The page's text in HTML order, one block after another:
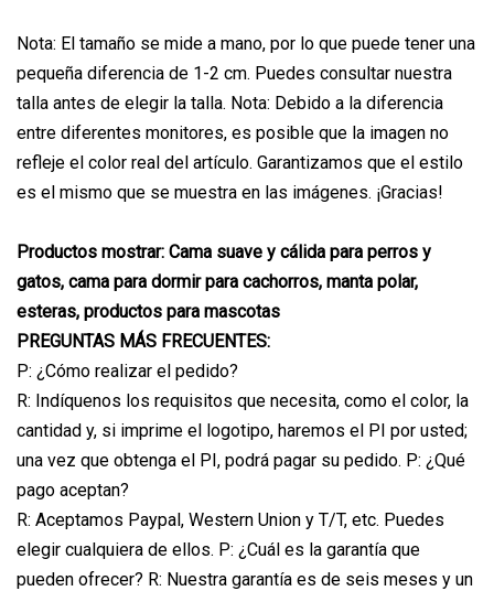
Nota: El tamaño se mide a mano, por lo que puede tener una
pequeña diferencia de 1-2 cm. Puedes consultar nuestra
talla antes de elegir la talla. Nota: Debido a la diferencia
entre diferentes monitores, es posible que la imagen no
refleje el color real del artículo. Garantizamos que el estilo
es el mismo que se muestra en las imágenes. ¡Gracias!
Productos mostrar: Cama suave y cálida para perros y
gatos, cama para dormir para cachorros, manta polar,
esteras, productos para mascotas
PREGUNTAS MÁS FRECUENTES:
P: ¿Cómo realizar el pedido?
R: Indíquenos los requisitos que necesita, como el color, la
cantidad y, si imprime el logotipo, haremos el PI por usted;
una vez que obtenga el PI, podrá pagar su pedido. P: ¿Qué
pago aceptan?
R: Aceptamos Paypal, Western Union y T/T, etc. Puedes
elegir cualquiera de ellos. P: ¿Cuál es la garantía que
pueden ofrecer? R: Nuestra garantía es de seis meses y un